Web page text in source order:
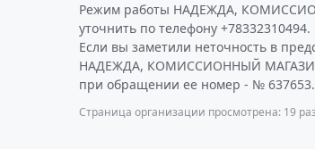
Режим работы НАДЕЖДА,
уточнить по телефону +78332310494.
Если вы заметили неточность в
НАДЕЖДА, КОМИССИОННЫЙ МАГАЗИН
при обращении ее номер - № 637653.
Страница организации просмотрена: 19